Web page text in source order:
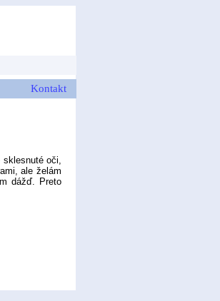
Kontakt
oči,
ale želám
dážď. Preto